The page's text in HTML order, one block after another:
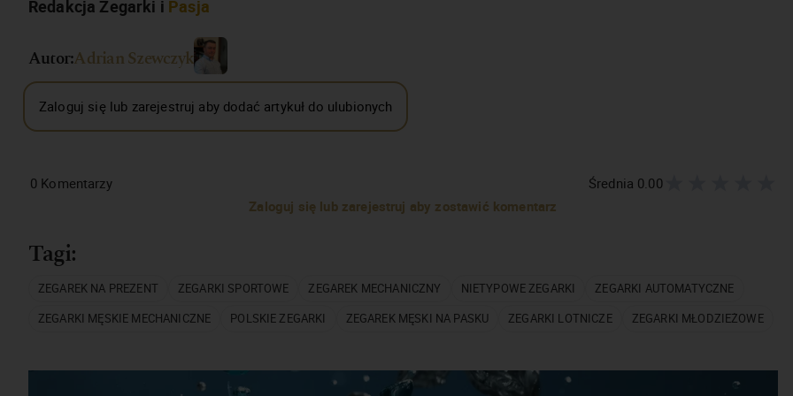
Redakcja Zegarki i Pasja
Autor:Adrian Szewczyk
Zaloguj się lub zarejestruj aby dodać artykuł do ulubionych
0 Komentarzy Średnia 0.00
Zaloguj się lub zarejestruj aby zostawić komentarz
Tagi:
ZEGAREK NA PREZENT ZEGARKI SPORTOWE ZEGAREK MECHANICZNY NIETYPOWE ZEGARKI
ZEGARKI AUTOMATYCZNE
ZEGARKI MĘSKIE MECHANICZNE
POLSKIE ZEGARKI ZEGAREK MĘSKI NA PASKU ZEGARKI LOTNICZE ZEGARKI MŁODZIEŻOWE